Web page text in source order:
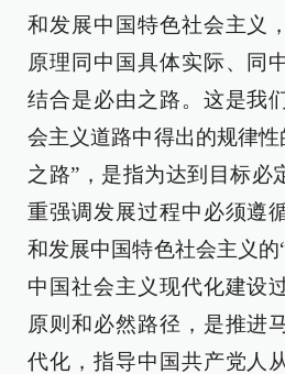
和发展中国特色社会主义
原理同中国具体实际、同
结合是必由之路。这是我
会主义道路中得出的规律性
之路”，是指为达到目标必
重强调发展过程中必须遵
和发展中国特色社会主义的
中国社会主义现代化建设
原则和必然路径，是推进
代化，指导中国共产党人